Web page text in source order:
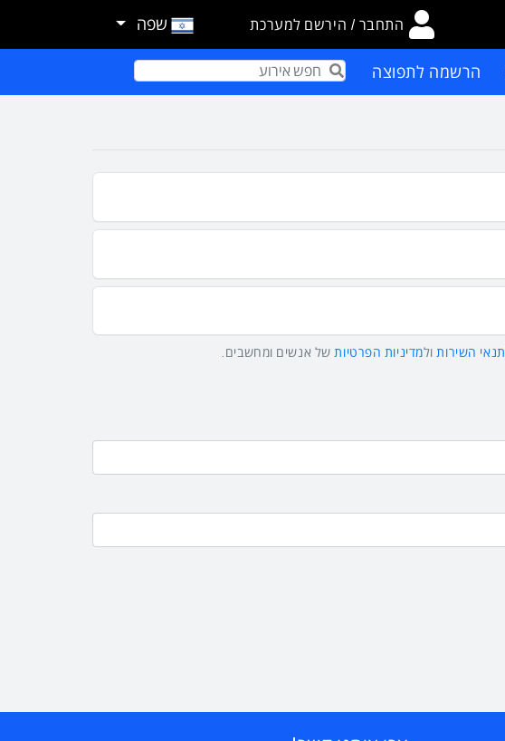
התחבר / הירשם למערכת שפה
הרשמה לתפוצה Term
תנאי השירותולמדיניות הפרטיותשל אנשים ומחשבים.